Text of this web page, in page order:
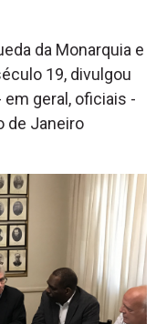
da Monarquia e
19, divulgou
geral, oficiais -
de Janeiro